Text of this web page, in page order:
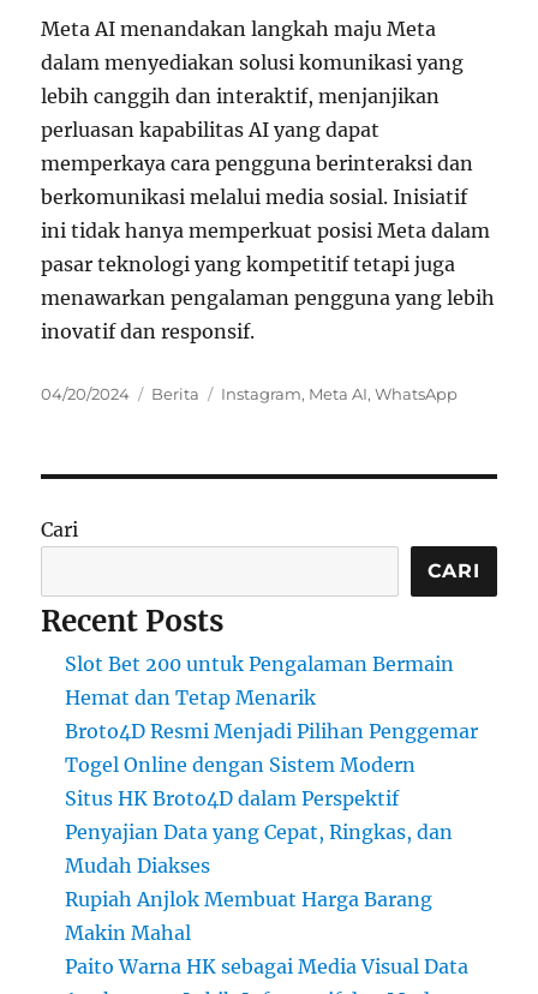
Meta AI menandakan langkah maju Meta
dalam menyediakan solusi komunikasi yang
lebih canggih dan interaktif, menjanjikan
perluasan kapabilitas AI yang dapat
memperkaya cara pengguna berinteraksi dan
berkomunikasi melalui media sosial. Inisiatif
ini tidak hanya memperkuat posisi Meta dalam
pasar teknologi yang kompetitif tetapi juga
menawarkan pengalaman pengguna yang lebih
inovatif dan responsif.
Posted
04/20/2024 Categories
Berita Tags
Instagram, Meta AI,WhatsApp
Cari
CARI
Recent Posts
Slot Bet 200 untuk Pengalaman Bermain
Hemat dan Tetap Menarik
Broto4D Resmi Menjadi Pilihan Penggemar
Togel Online dengan Sistem Modern
Situs HK Broto4D dalam Perspektif
Penyajian Data yang Cepat, Ringkas, dan
Mudah Diakses
Rupiah Anjlok Membuat Harga Barang
Makin Mahal
Paito Warna HK sebagai Media Visual Data